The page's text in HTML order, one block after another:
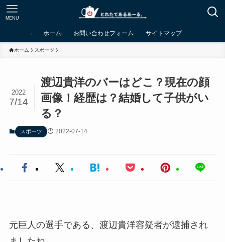
MENU
ホーム お問い合わせフォーム サイトマップ
ホーム スポーツ
渡辺貴洋のバーはどこ？現在の顔
画像！経歴は？結婚して子供がい
る？
2022
7/14
スポーツ 2022-07-14
元巨人の選手である、渡辺貴洋容疑者が逮捕され